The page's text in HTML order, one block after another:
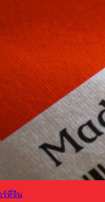
เทรดแฟร์ แบบส่วนตัว
ฟร์ แบบส่วนตัว
อร์แฟร์ IDFF, CIFF, CIFM
มือง
าชีพ China EXPO Fair
China Business Trip
ร์ที่จีน